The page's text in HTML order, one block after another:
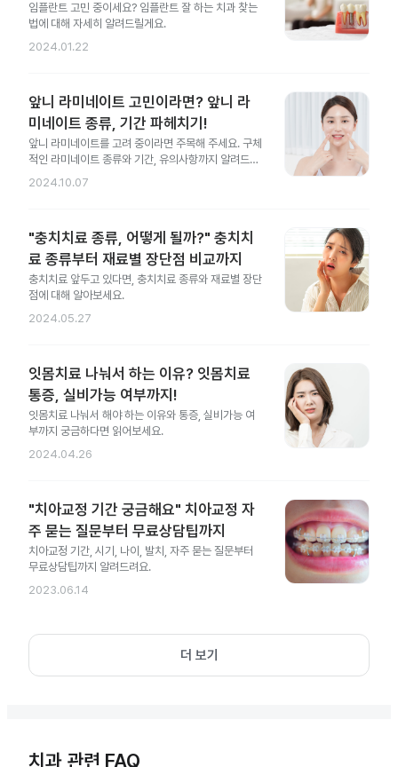
임플란트 고민 중이세요? 임플란트 잘 하는 치과 찾는
법에 대해 자세히 알려드릴게요.
2024.01.22
앞니 라미네이트 고민이라면? 앞니 라
미네이트 종류, 기간 파헤치기!
앞니 라미네이트를 고려 중이라면 주목해 주세요. 구체
적인 라미네이트 종류와 기간, 유의사항까지 알려드릴
게요.
2024.10.07
"충치치료 종류, 어떻게 될까?" 충치치
료 종류부터 재료별 장단점 비교까지
충치치료 앞두고 있다면, 충치치료 종류와 재료별 장단
점에 대해 알아보세요.
2024.05.27
잇몸치료 나눠서 하는 이유? 잇몸치료
통증, 실비가능 여부까지!
잇몸치료 나눠서 해야 하는 이유와 통증, 실비가능 여
부까지 궁금하다면 읽어보세요.
2024.04.26
"치아교정 기간 궁금해요" 치아교정 자
주 묻는 질문부터 무료상담팁까지
치아교정 기간, 시기, 나이, 발치, 자주 묻는 질문부터
무료상담팁까지 알려드려요.
2023.06.14
더 보기
치과 관련 FAQ